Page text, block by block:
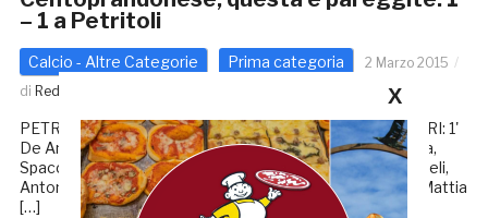
– 1 a Petritoli
Calcio - Altre Categorie Prima categoria
2 Marzo 2015
di Redazione GRB
PETRITOLI – CENTOPRANDONESE 1 – 1 MARCATORI: 1'
De Angelis, 81' Carosi. LE FORMAZIONI PETRITOLI: Ripa,
Spaccapaniccia, Lorenzo Abbruzzetti, Avallone, Marinangeli,
Antonio Abbruzzetti, Del Dotto, Di Saverio, Pezzani (79' Mattia
[…]
X